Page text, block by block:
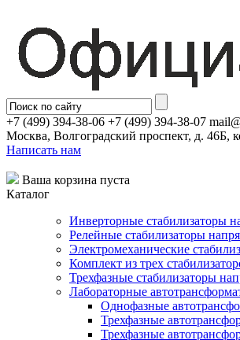
+7 (499) 394-38-06 +7 (499) 394-38-07
Москва, Волгоградский проспект, д. 46Б,
Написать нам
Ваша корзина пуста
Каталог
Инверторные стабилизаторы
Релейные стабилизаторы
Электромеханические
Комплект из трех
Трехфазные стабилизаторы
Лабораторные
Однофазные
Трехфазные
Трехфазные